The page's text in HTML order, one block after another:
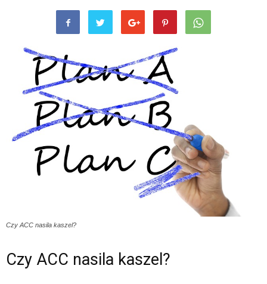
Czy ACC nasila kaszel?
Czy ACC nasila kaszel?